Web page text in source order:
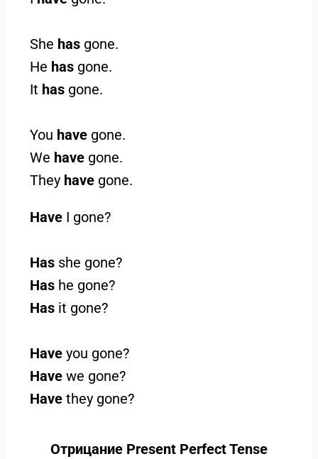
She has gone.
He has gone.
It has gone.
You have gone.
We have gone.
They have gone.
Have I gone?
Has she gone?
Has he gone?
Has it gone?
Have you gone?
Have we gone?
Have they gone?
Отрицание Present Perfect Tense